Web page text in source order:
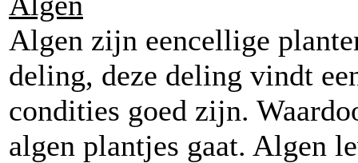
Algen zijn eencellige
deling, deze deling vindt
condities goed zijn.
algen plantjes gaat. Algen